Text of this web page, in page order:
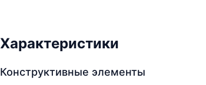
Характеристики
Конструктивные элементы